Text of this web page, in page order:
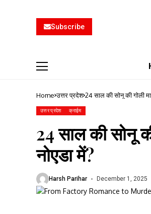
Subscribe
Home उत्तर प्रदेश 24 साल की सोनू की गोली
उत्तर प्रदेश क्राईम
24 साल की सोनू
नोएडा में?
Harsh Parihar December 1, 2025